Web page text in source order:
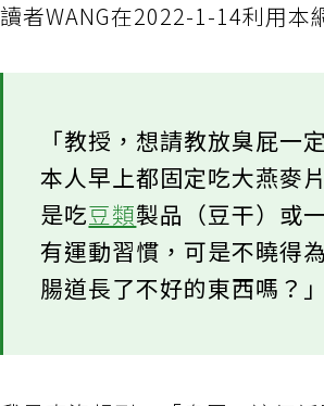
讀者WANG在2022-1-14利用本
「教授，想請教放臭屁一
本人早上都固定吃大燕麥
是吃豆類製品（豆干）或
有運動習慣，可是不曉得
腸道長了不好的東西嗎？」